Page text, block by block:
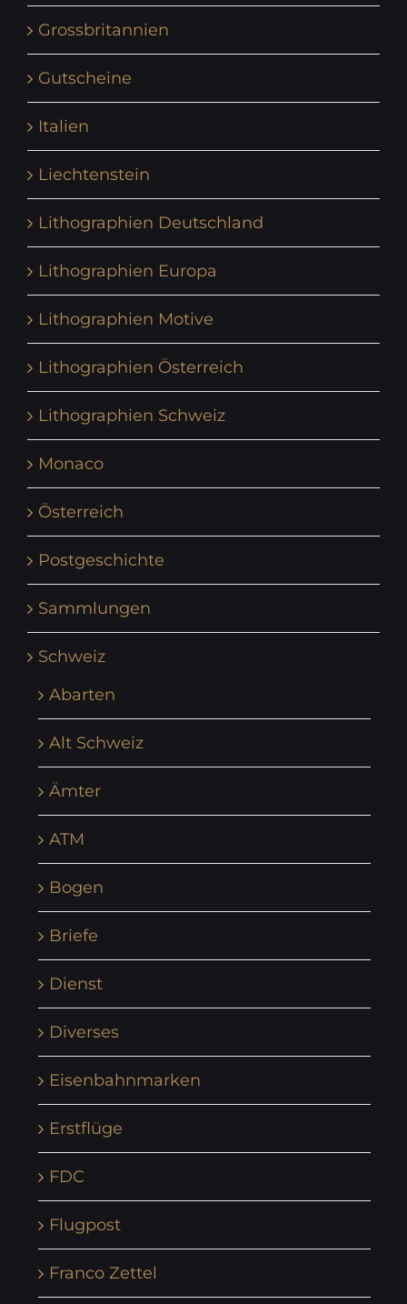
Grossbritannien
Gutscheine
Italien
Liechtenstein
Lithographien Deutschland
Lithographien Europa
Lithographien Motive
Lithographien Österreich
Lithographien Schweiz
Monaco
Österreich
Postgeschichte
Sammlungen
Schweiz
Abarten
Alt Schweiz
Ämter
ATM
Bogen
Briefe
Dienst
Diverses
Eisenbahnmarken
Erstflüge
FDC
Flugpost
Franco Zettel